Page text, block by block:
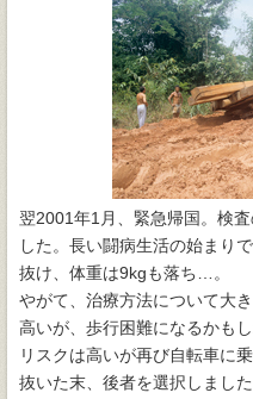
翌2001年1月、緊急帰国。検
した。長い闘病生活の始まり
抜け、体重は9kgも落ち…。
やがて、治療方法について大
高いが、歩行困難になるかも
リスクは高いが再び自転車に
抜いた末、後者を選択しました